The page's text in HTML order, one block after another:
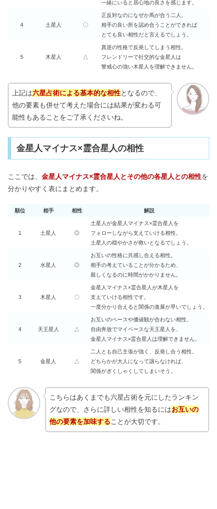
一緒にいると居心地の良さを感じます。
4 土星人 〇
正反対なのになぜか馬が合う二人。
相手の良い所を認め合うことができれば
とても良い相性だと言えるでしょう。
5 木星人 △
真逆の性格で反発してしまう相性。
フレンドリーで社交的な金星人は
警戒心の強い木星人を理解できません。
上記は六星占術による基本的な相性となるので、
他の要素も併せて考えた場合には結果が変わる可
能性もあることをご了承くださいね。
金星人マイナス×霊合星人の相性
ここでは、 金星人マイナス×霊合星人とその他の各星人との相性を
分かりやすく表にまとめます。
順位 相手 相性 解説
1 土星人 ◎
土星人が金星人マイナス×霊合星人を
フォローしながら支えていける相性。
土星人の穏やかさが救いとなるでしょう。
2 水星人 ◎
お互いの性格に共感し合える相性。
相手の考えていることが分かるため、
親しくなるのに時間がかかりません。
3 木星人 〇
金星人マイナス×霊合星人が木星人を
支えていける相性です。
一度分かり合えると関係の進展が早いでしょう。
4 天王星人 △
お互いのペースや価値観が合わない相性。
自由奔放でマイペースな天王星人を、
金星人マイナス×霊合星人は理解できません。
5 金星人 △
二人とも自己主張が強く、反発し合う相性。
どちらかが大人になって譲らなければ、
関係がぎくしゃくしてしまいそう。
こちらはあくまでも六星占術を元にしたランキン
グなので、さらに詳しい相性を知るにはお互いの
他の要素を加味することが大切です。